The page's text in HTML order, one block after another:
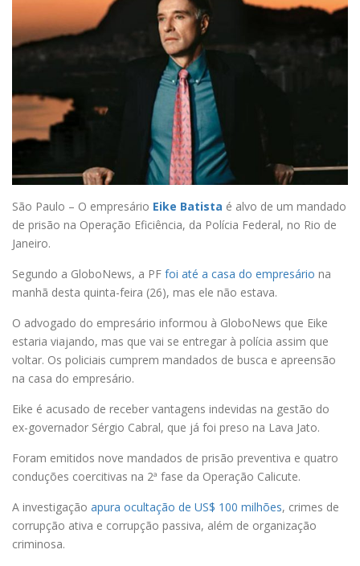
São Paulo – O empresário Eike Batista é alvo de um mandado
de prisão na Operação Eficiência, da Polícia Federal, no Rio de
Janeiro.
Segundo a GloboNews, a PF foi até a casa do empresário na
manhã desta quinta-feira (26), mas ele não estava.
O advogado do empresário informou à GloboNews que Eike
estaria viajando, mas que vai se entregar à polícia assim que
voltar. Os policiais cumprem mandados de busca e apreensão
na casa do empresário.
Eike é acusado de receber vantagens indevidas na gestão do
ex-governador Sérgio Cabral, que já foi preso na Lava Jato.
Foram emitidos nove mandados de prisão preventiva e quatro
conduções coercitivas na 2ª fase da Operação Calicute.
A investigação apura ocultação de US$ 100 milhões, crimes de
corrupção ativa e corrupção passiva, além de organização
criminosa.